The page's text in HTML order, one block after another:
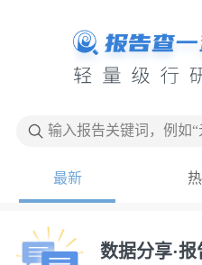
输入报告关键词，例如“
最新
数据分享·